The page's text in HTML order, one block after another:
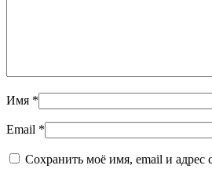
Имя *
Email *
Сохранить моё имя, email и адрес